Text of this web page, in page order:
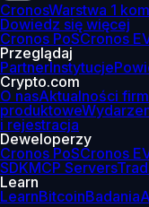
CronosWarstwa 1
Dowiedz się więcej
Cronos PoSCronos
Przeglądaj
PartnerInstytucje
Crypto.com
O nasAktualności
produktowe
i rejestracja
Deweloperzy
Cronos PoSCronos
SDKMCP Servers
Learn
LearnBitcoinBadania